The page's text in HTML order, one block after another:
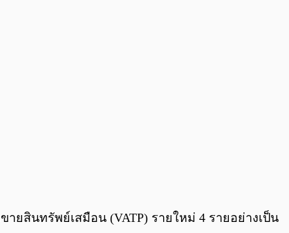
0:00
สินทรัพย์เสมือน (VATP) รายใหม่ 4 รายอย่างเป็น